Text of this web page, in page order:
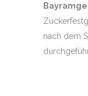
nach dem